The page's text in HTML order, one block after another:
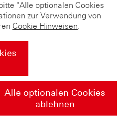
"Alle optionalen Cookies
zur Verwendung von
Cookie Hinweisen.
Alle optionalen Cookies
ablehnen